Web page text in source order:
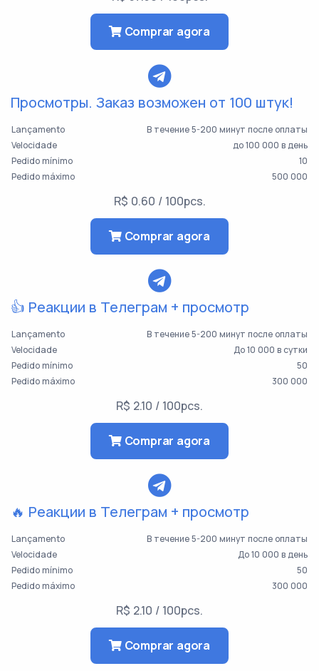
Comprar agora
Просмотры. Заказ возможен от 100 штук!
Lançamento
В течение 5-200 минут после оплаты
Velocidade
до 100 000 в день
Pedido mínimo
10
Pedido máximo
500 000
R$ 0.60 / 100pcs.
Comprar agora
👍 Реакции в Телеграм + просмотр
Lançamento
В течение 5-200 минут после оплаты
Velocidade
До 10 000 в сутки
Pedido mínimo
50
Pedido máximo
300 000
R$ 2.10 / 100pcs.
Comprar agora
🔥 Реакции в Телеграм + просмотр
Lançamento
В течение 5-200 минут после оплаты
Velocidade
До 10 000 в день
Pedido mínimo
50
Pedido máximo
300 000
R$ 2.10 / 100pcs.
Comprar agora